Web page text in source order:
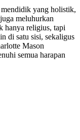
yang holistik,
meluhurkan
hanya religius, tapi
di satu sisi, sekaligus
Mason
semua harapan